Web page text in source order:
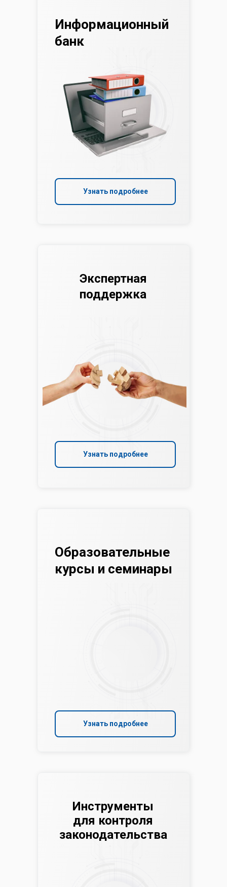
Узнать подробнее
Информационный
банк
Узнать подробнее
Экспертная
поддержка
Инструменты
для контроля
законодательства
Узнать подробнее
Образовательные
курсы и семинары